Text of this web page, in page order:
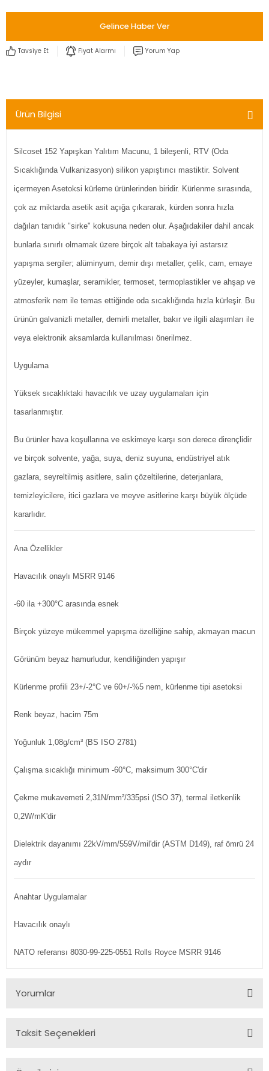
Gelince Haber Ver
Tavsiye Et Fiyat Alarmı Yorum Yap
Ürün Bilgisi
Silcoset 152 Yapışkan Yalıtım Macunu, 1 bileşenli, RTV (Oda
Sıcaklığında Vulkanizasyon) silikon yapıştırıcı mastiktir. Solvent
içermeyen Asetoksi kürleme ürünlerinden biridir. Kürlenme sırasında,
çok az miktarda asetik asit açığa çıkararak, kürden sonra hızla
dağılan tanıdık "sirke" kokusuna neden olur. Aşağıdakiler dahil ancak
bunlarla sınırlı olmamak üzere birçok alt tabakaya iyi astarsız
yapışma sergiler; alüminyum, demir dışı metaller, çelik, cam, emaye
yüzeyler, kumaşlar, seramikler, termoset, termoplastikler ve ahşap ve
atmosferik nem ile temas ettiğinde oda sıcaklığında hızla kürleşir. Bu
ürünün galvanizli metaller, demirli metaller, bakır ve ilgili alaşımları ile
veya elektronik aksamlarda kullanılması önerilmez.
Uygulama
Yüksek sıcaklıktaki havacılık ve uzay uygulamaları için
tasarlanmıştır.
Bu ürünler hava koşullarına ve eskimeye karşı son derece dirençlidir
ve birçok solvente, yağa, suya, deniz suyuna, endüstriyel atık
gazlara, seyreltilmiş asitlere, salin çözeltilerine, deterjanlara,
temizleyicilere, itici gazlara ve meyve asitlerine karşı büyük ölçüde
kararlıdır.
Ana Özellikler
Havacılık onaylı MSRR 9146
-60 ila +300°C arasında esnek
Birçok yüzeye mükemmel yapışma özelliğine sahip, akmayan macun
Görünüm beyaz hamurludur, kendiliğinden yapışır
Kürlenme profili 23+/-2°C ve 60+/-%5 nem, kürlenme tipi asetoksi
Renk beyaz, hacim 75m
Yoğunluk 1,08g/cm³ (BS ISO 2781)
Çalışma sıcaklığı minimum -60°C, maksimum 300°C'dir
Çekme mukavemeti 2,31N/mm²/335psi (ISO 37), termal iletkenlik
0,2W/mK'dir
Dielektrik dayanımı 22kV/mm/559V/mil'dir (ASTM D149), raf ömrü 24
aydır
Anahtar Uygulamalar
Havacılık onaylı
NATO referansı 8030-99-225-0551 Rolls Royce MSRR 9146
Yorumlar
Taksit Seçenekleri